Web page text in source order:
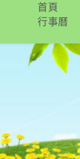
要
首頁
行事曆